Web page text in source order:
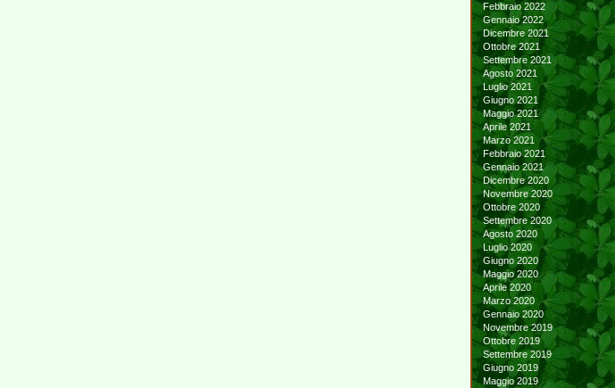
Febbraio 2022
Gennaio 2022
Dicembre 2021
Ottobre 2021
Settembre 2021
Agosto 2021
Luglio 2021
Giugno 2021
Maggio 2021
Aprile 2021
Marzo 2021
Febbraio 2021
Gennaio 2021
Dicembre 2020
Novembre 2020
Ottobre 2020
Settembre 2020
Agosto 2020
Luglio 2020
Giugno 2020
Maggio 2020
Aprile 2020
Marzo 2020
Gennaio 2020
Novembre 2019
Ottobre 2019
Settembre 2019
Giugno 2019
Maggio 2019